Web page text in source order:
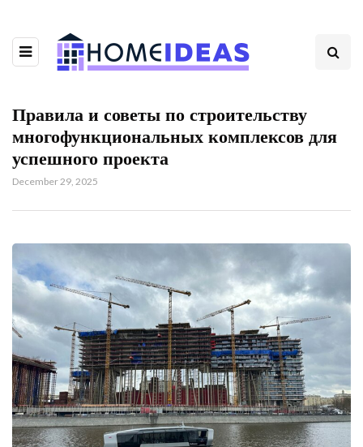
Правила и советы по строительству
многофункциональных комплексов для
успешного проекта
December 29, 2025